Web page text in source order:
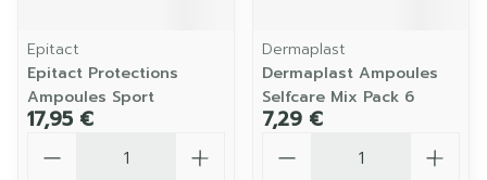
Epitact
Epitact Protections
Ampoules Sport
17,95 €
Dermaplast
Dermaplast Ampoules
Selfcare Mix Pack 6
7,29 €